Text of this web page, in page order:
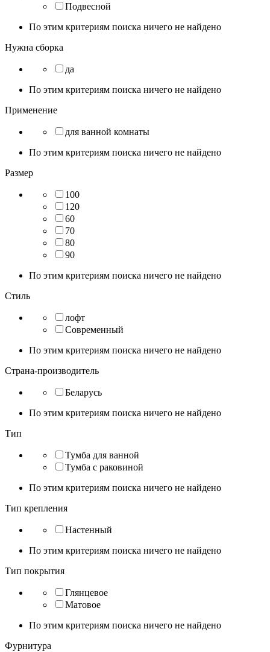
Подвесной
По этим критериям поиска ничего не найдено
Нужна сборка
да
По этим критериям поиска ничего не найдено
Применение
для ванной комнаты
По этим критериям поиска ничего не найдено
Размер
100
120
60
70
80
90
По этим критериям поиска ничего не найдено
Стиль
лофт
Современный
По этим критериям поиска ничего не найдено
Страна-производитель
Беларусь
По этим критериям поиска ничего не найдено
Тип
Тумба для ванной
Тумба с раковиной
По этим критериям поиска ничего не найдено
Тип крепления
Настенный
По этим критериям поиска ничего не найдено
Тип покрытия
Глянцевое
Матовое
По этим критериям поиска ничего не найдено
Фурнитура